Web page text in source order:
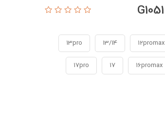
12promax
13/14
13pro
16promax
17
17pro